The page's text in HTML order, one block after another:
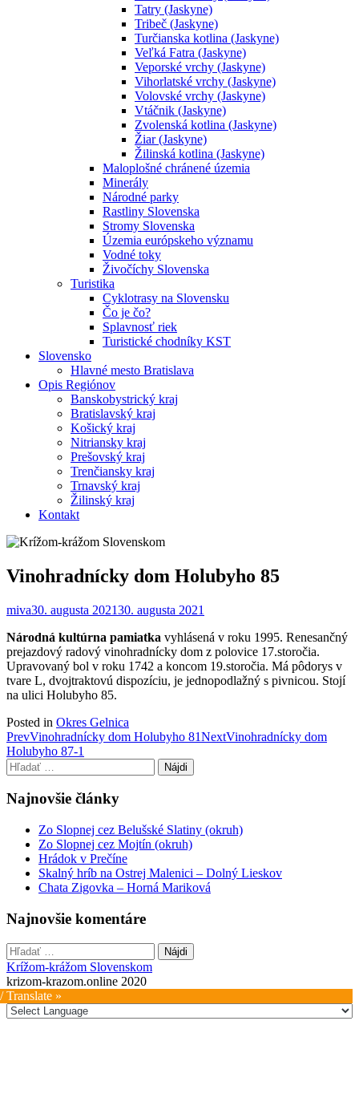
Tatry (Jaskyne)
Tribeč (Jaskyne)
Turčianska kotlina (Jaskyne)
Veľká Fatra (Jaskyne)
Veporské vrchy (Jaskyne)
Vihorlatské vrchy (Jaskyne)
Volovské vrchy (Jaskyne)
Vtáčnik (Jaskyne)
Zvolenská kotlina (Jaskyne)
Žiar (Jaskyne)
Žilinská kotlina (Jaskyne)
Maloplošné chránené územia
Minerály
Národné parky
Rastliny Slovenska
Stromy Slovenska
Územia európskeho významu
Vodné toky
Živočíchy Slovenska
Turistika
Cyklotrasy na Slovensku
Čo je čo?
Splavnosť riek
Turistické chodníky KST
Slovensko
Hlavné mesto Bratislava
Opis Regiónov
Banskobystrický kraj
Bratislavský kraj
Košický kraj
Nitriansky kraj
Prešovský kraj
Trenčiansky kraj
Trnavský kraj
Žilinský kraj
Kontakt
Vinohradnícky dom Holubyho 85
miva30. augusta 202130. augusta 2021
Národná kultúrna pamiatka vyhlásená v roku 1995. Renesančný
prejazdový radový vinohradnícky dom z polovice 17.storočia.
Upravovaný bol v roku 1742 a koncom 19.storočia. Má pôdorys v
tvare L, dvojtraktovú dispozíciu, je jednopodlažný s pivnicou. Stojí
na ulici Holubyho 85.
Posted in Okres Gelnica
Post
navigation
PrevVinohradnícky dom Holubyho 81NextVinohradnícky dom
Holubyho 87-1
Hľadať:
Najnovšie články
Zo Slopnej cez Belušské Slatiny (okruh)
Zo Slopnej cez Mojtín (okruh)
Hrádok v Prečíne
Skalný hríb na Ostrej Malenici – Dolný Lieskov
Chata Zigovka – Horná Mariková
Najnovšie komentáre
Hľadať:
Krížom-krážom Slovenskom
krizom-krazom.online 2020
Translate »